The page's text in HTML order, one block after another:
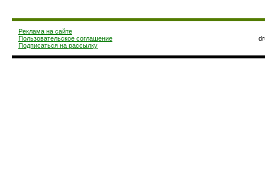
Реклама на сайте
Пользовательское соглашение
Подписаться на рассылку